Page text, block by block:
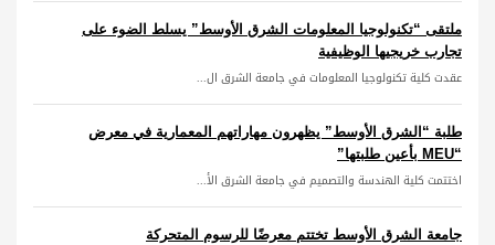
ملتقى “تكنولوجيا المعلومات الشرق الأوسط” يسلط الضوء على
تجارب خريجيها الوظيفية
عقدت كلية تكنولوجيا المعلومات في جامعة الشرق ال...
طلبة “الشرق الأوسط” يظهرون مهاراتهم المعمارية في معرض
“MEU بأعين طلبتها”
اختتمت كلية الهندسة والتصميم في جامعة الشرق الأ...
جامعة الشرق الأوسط تختتم معرضًا للرسوم المتحركة